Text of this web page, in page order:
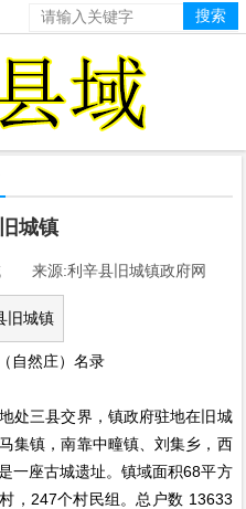
城镇
源:利辛县旧城镇政府网
自然庄）名录
三县交界，镇政府驻地在旧城
集镇，南靠中疃镇、刘集乡，西
一座古城遗址。镇域面积68平方
，247个村民组。总户数 13633